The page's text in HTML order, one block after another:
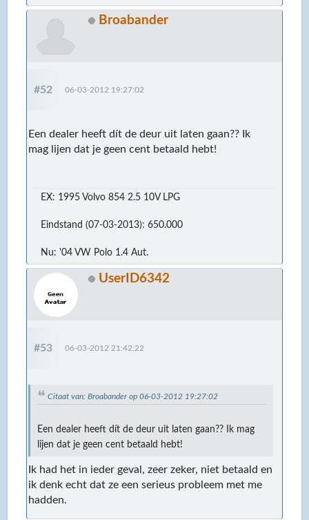
Broabander
#52 06-03-2012 19:27:02
Een dealer heeft dít de deur uit laten gaan?? Ik
mag lijen dat je geen cent betaald hebt!
EX: 1995 Volvo 854 2.5 10V LPG
Eindstand (07-03-2013): 650.000
Nu: '04 VW Polo 1.4 Aut.
UserID6342
#53 06-03-2012 21:42:22
Citaat van: Broabander op 06-03-2012 19:27:02
Een dealer heeft dít de deur uit laten gaan?? Ik mag
lijen dat je geen cent betaald hebt!
Ik had het in ieder geval, zeer zeker, niet betaald en
ik denk echt dat ze een serieus probleem met me
hadden.